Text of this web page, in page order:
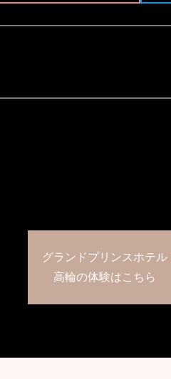
グランドプリンスホテル
高輪の体験はこちら